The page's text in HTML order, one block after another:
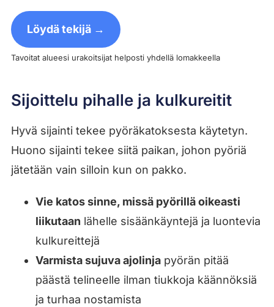
Löydä tekijä →
Tavoitat alueesi urakoitsijat helposti yhdellä lomakkeella
Sijoittelu pihalle ja kulkureitit
Hyvä sijainti tekee pyöräkatoksesta käytetyn.
Huono sijainti tekee siitä paikan, johon pyöriä
jätetään vain silloin kun on pakko.
Vie katos sinne, missä pyörillä oikeasti
liikutaan lähelle sisäänkäyntejä ja luontevia
kulkureittejä
Varmista sujuva ajolinjapyörän pitää
päästä telineelle ilman tiukkoja käännöksiä
ja turhaa nostamista